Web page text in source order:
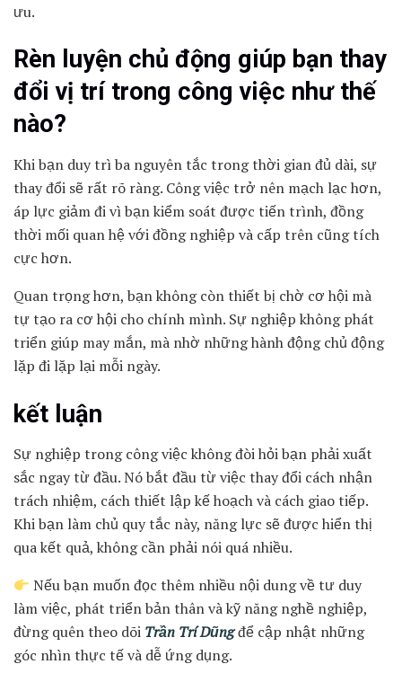
ưu.
Rèn luyện chủ động giúp bạn thay
đổi vị trí trong công việc như thế
nào?
Khi bạn duy trì ba nguyên tắc trong thời gian đủ dài, sự
thay đổi sẽ rất rõ ràng. Công việc trở nên mạch lạc hơn,
áp lực giảm đi vì bạn kiểm soát được tiến trình, đồng
thời mối quan hệ với đồng nghiệp và cấp trên cũng tích
cực hơn.
Quan trọng hơn, bạn không còn thiết bị chờ cơ hội mà
tự tạo ra cơ hội cho chính mình. Sự nghiệp không phát
triển giúp may mắn, mà nhờ những hành động chủ động
lặp đi lặp lại mỗi ngày.
kết luận
Sự nghiệp trong công việc không đòi hỏi bạn phải xuất
sắc ngay từ đầu. Nó bắt đầu từ việc thay đổi cách nhận
trách nhiệm, cách thiết lập kế hoạch và cách giao tiếp.
Khi bạn làm chủ quy tắc này, năng lực sẽ được hiển thị
qua kết quả, không cần phải nói quá nhiều.
Nếu bạn muốn đọc thêm nhiều nội dung về tư duy
làm việc, phát triển bản thân và kỹ năng nghề nghiệp,
đừng quên theo dõi Trần Trí Dũngđể cập nhật những
góc nhìn thực tế và dễ ứng dụng.